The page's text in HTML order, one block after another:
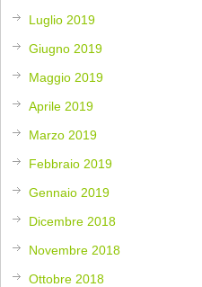
Luglio 2019
Giugno 2019
Maggio 2019
Aprile 2019
Marzo 2019
Febbraio 2019
Gennaio 2019
Dicembre 2018
Novembre 2018
Ottobre 2018